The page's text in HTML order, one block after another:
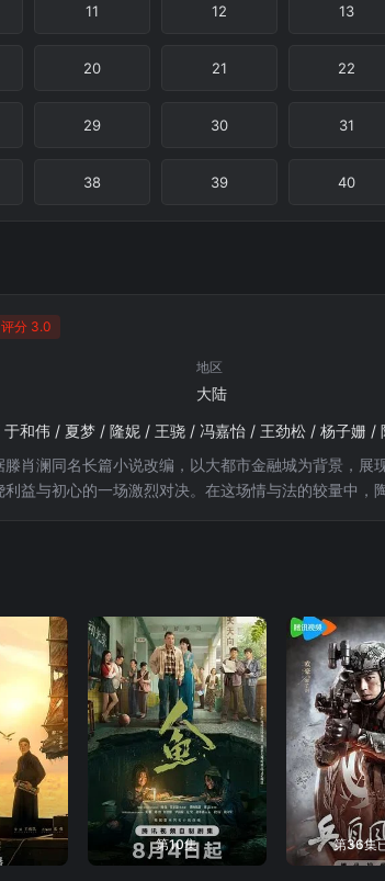
11 12 13
20 21 22
29 30 31
38 39 40
评分 3.0
地区
大陆
滕肖澜同名长篇小说改编，以大都市金融城为背景，展
利益与初心的一场激烈对决。在这场情与法的较量中，
第10集 第36集